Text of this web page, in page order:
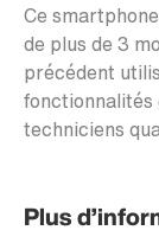
Ce
de plus de 3
précédent
fonctionnalités
techniciens
Plus